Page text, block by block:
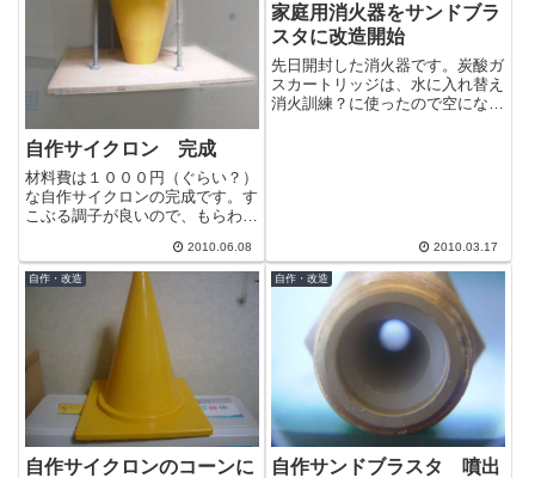
自作サイクロン 完成
材料費は１０００円（ぐらい？）
な自作サイクロンの完成です。す
こぶる調子が良いので、もらわれ
でおくる事でしょう＾＾ペール缶
より上のサ...
2010.06.08
家庭用消火器をサンドブラ
スタに改造開始
先日開封した消火器です。炭酸ガ
スカートリッジは、水に入れ替え
消火訓練？に使ったので空になっ
2010.03.17
自作・改造
自作サイクロンのコーンに
自作・改造
自作サンドブラスタ 噴出